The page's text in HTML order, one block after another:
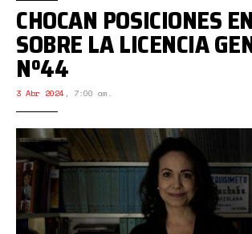
CHOCAN POSICIONES
SOBRE LA LICENCIA
Nº44
3 Abr 2024 , 7:00 am.